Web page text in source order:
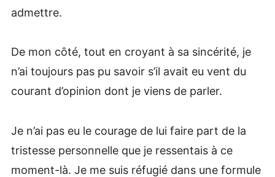
admettre.
De mon côté, tout en croyant à sa sincérité, je
n’ai toujours pas pu savoir s’il avait eu vent du
courant d’opinion dont je viens de parler.
Je n’ai pas eu le courage de lui faire part de la
tristesse personnelle que je ressentais à ce
moment-là. Je me suis réfugié dans une formule